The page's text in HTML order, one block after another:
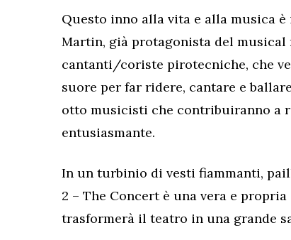
Questo inno alla vita e alla musica
Martin, già protagonista del musical
cantanti/coriste pirotecniche, che
suore per far ridere, cantare e
otto musicisti che contribuiranno a
entusiasmante.
In un turbinio di vesti fiammanti,
2 – The Concert è una vera e
trasformerà il teatro in una grande